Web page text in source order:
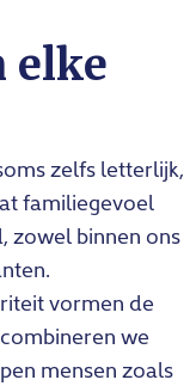
elke
zelfs letterlijk,
familiegevoel
zowel binnen ons
vormen de
we
mensen zoals